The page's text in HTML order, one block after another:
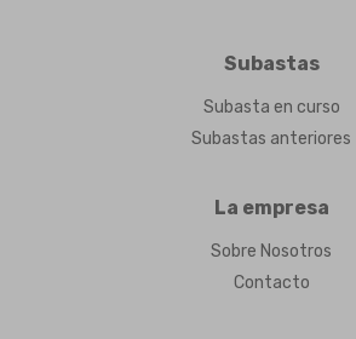
Subastas
Subasta en curso
Subastas anteriores
La empresa
Sobre Nosotros
Contacto